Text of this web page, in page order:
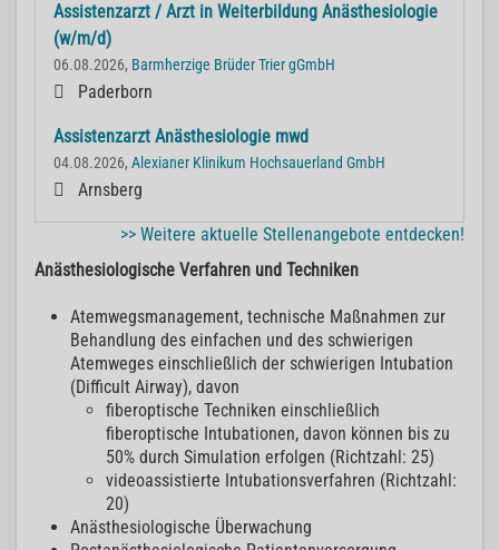
Assistenzarzt / Arzt in Weiterbildung Anästhesiologie
(w/m/d)
06.08.2026, Barmherzige Brüder Trier gGmbH
Paderborn
Assistenzarzt Anästhesiologie mwd
04.08.2026, Alexianer Klinikum Hochsauerland GmbH
Arnsberg
>> Weitere aktuelle Stellenangebote entdecken!
Anästhesiologische Verfahren und Techniken
Atemwegsmanagement, technische Maßnahmen zur
Behandlung des einfachen und des schwierigen
Atemweges einschließlich der schwierigen Intubation
(Difficult Airway), davon
fiberoptische Techniken einschließlich
fiberoptische Intubationen, davon können bis zu
50% durch Simulation erfolgen (Richtzahl: 25)
videoassistierte Intubationsverfahren (Richtzahl:
20)
Anästhesiologische Überwachung